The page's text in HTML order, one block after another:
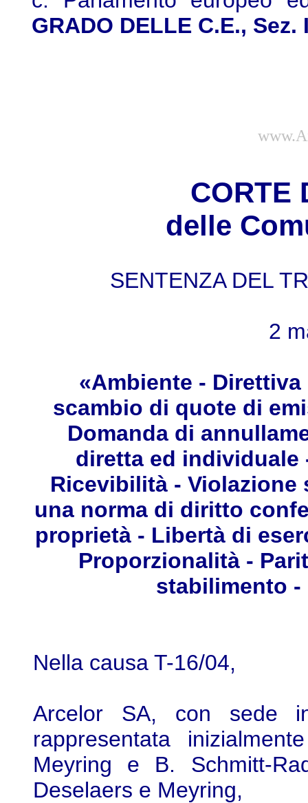
GRADO DELLE C.E.,
CORTE
delle
SENTENZA DEL
2
«Ambiente - Direttiva
scambio di quote di
Domanda di
diretta ed individuale
Ricevibilità -
una norma di diritto
proprietà - Libertà di
Proporzionalità -
stabilimento -
Nella causa T-16/04,
Arcelor SA, con sede in
rappresentata
Meyring e B. Schmitt-
Deselaers e Meyring,